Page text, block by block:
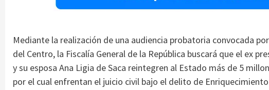
Mediante la realización de una audiencia probatoria convocada
del Centro, la Fiscalía General de la República buscará que el ex
y su esposa Ana Ligia de Saca reintegren al Estado más de 5
por el cual enfrentan el juicio civil bajo el delito de